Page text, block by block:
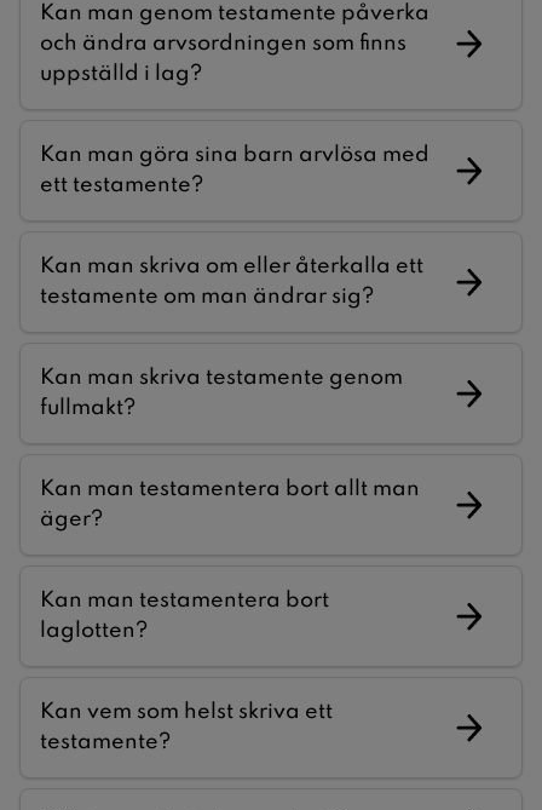
Kan man genom testamente påverka
och ändra arvsordningen som finns
uppställd i lag?
Kan man göra sina barn arvlösa med
ett testamente?
Kan man skriva om eller återkalla ett
testamente om man ändrar sig?
Kan man skriva testamente genom
fullmakt?
Kan man testamentera bort allt man
äger?
Kan man testamentera bort
laglotten?
Kan vem som helst skriva ett
testamente?